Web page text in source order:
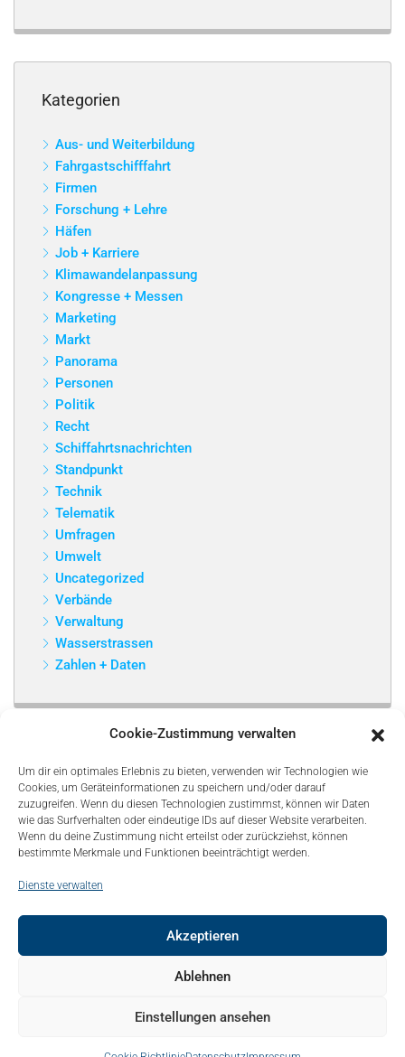
Cookie-Zustimmung verwalten
Um dir ein optimales Erlebnis zu bieten, verwenden wir Technologien wie
Cookies, um Geräteinformationen zu speichern und/oder darauf
zuzugreifen. Wenn du diesen Technologien zustimmst, können wir Daten
wie das Surfverhalten oder eindeutige IDs auf dieser Website verarbeiten.
Wenn du deine Zustimmung nicht erteilst oder zurückziehst, können
bestimmte Merkmale und Funktionen beeinträchtigt werden.
Dienste verwalten
Akzeptieren
Ablehnen
Einstellungen ansehen
Kategorien
Aus- und Weiterbildung
Fahrgastschifffahrt
Firmen
Forschung + Lehre
Häfen
Job + Karriere
Klimawandelanpassung
Kongresse + Messen
Marketing
Markt
Panorama
Personen
Politik
Recht
Schiffahrtsnachrichten
Standpunkt
Technik
Telematik
Umfragen
Umwelt
Uncategorized
Verbände
Verwaltung
Wasserstrassen
Zahlen + Daten
Datenschutz